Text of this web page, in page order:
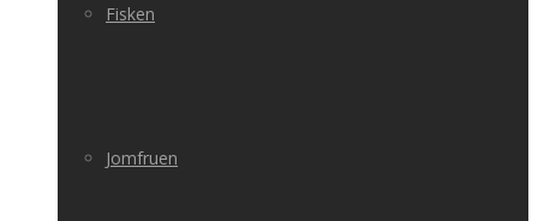
Fisken
Jomfruen